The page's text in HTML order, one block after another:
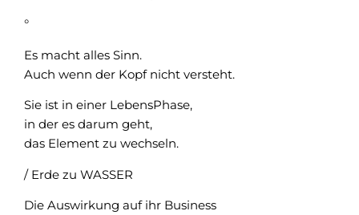
°
Es macht alles Sinn.
Auch wenn der Kopf nicht versteht.
Sie ist in einer LebensPhase,
in der es darum geht,
das Element zu wechseln.
/ Erde zu WASSER
Die Auswirkung auf ihr Business